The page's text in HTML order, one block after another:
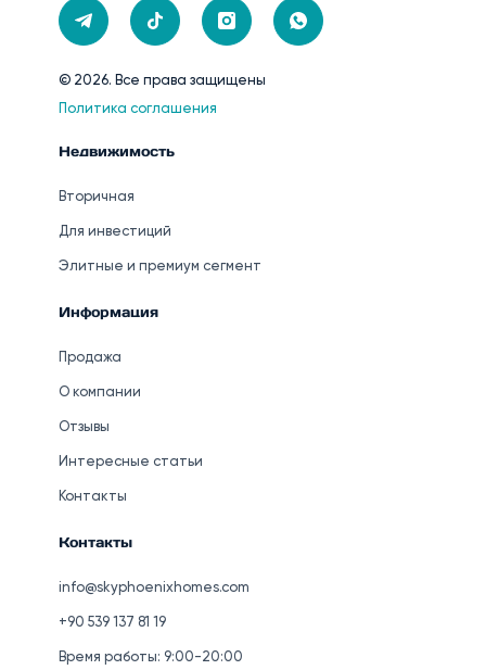
© 2026. Все права защищены
Политика соглашения
Недвижимость
Вторичная
Для инвестиций
Элитные и премиум сегмент
Информация
Продажа
О компании
Отзывы
Интересные статьи
Контакты
Контакты
info@skyphoenixhomes.com
+90 539 137 81 19
Время работы: 9:00-20:00